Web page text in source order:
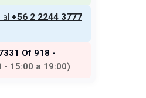
+56 2 2244 3777
Of 918 -
- 15:00 a 19:00)